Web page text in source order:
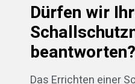
Dürfen wir
beantworten?
Das Errichten einer